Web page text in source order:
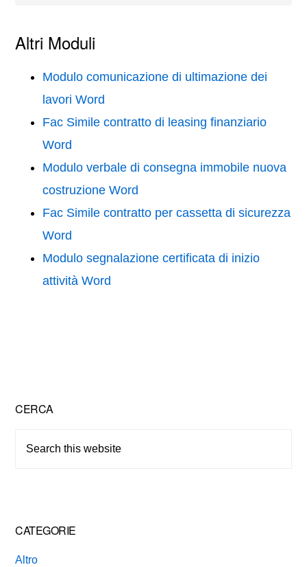
Altri Moduli
Modulo comunicazione di ultimazione dei
lavori Word
Fac Simile contratto di leasing finanziario
Word
Modulo verbale di consegna immobile nuova
costruzione Word
Fac Simile contratto per cassetta di sicurezza
Word
Modulo segnalazione certificata di inizio
attività Word
Primary
Sidebar
CERCA
CATEGORIE
Altro